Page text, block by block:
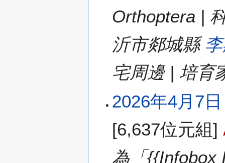
Orthoptera |
沂市郯城縣
宅周邊 | 培育
2026年4月7
[6,637位元組]
為「{{Infobox